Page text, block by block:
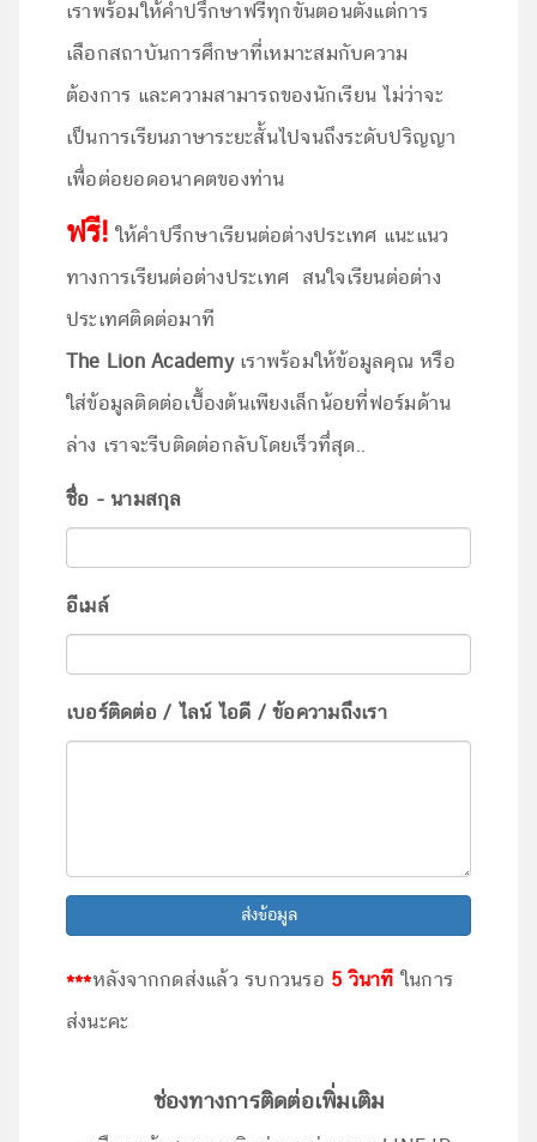
เราพร้อมให้คำปรึกษาฟรีทุกขั้นตอนตั้งแต่การ
เลือกสถาบันการศึกษาที่เหมาะสมกับความ
ต้องการ และความสามารถของนักเรียน ไม่ว่าจะ
เป็นการเรียนภาษาระยะสั้นไปจนถึงระดับปริญญา
เพื่อต่อยอดอนาคตของท่าน
ฟรี! ให้คำปรึกษาเรียนต่อต่างประเทศ แนะแนว
ทางการเรียนต่อต่างประเทศ สนใจเรียนต่อต่าง
ประเทศติดต่อมาที
The Lion Academy เราพร้อมให้ข้อมูลคุณ หรือ
ใส่ข้อมูลติดต่อเบื้องต้นเพียงเล็กน้อยที่ฟอร์มด้าน
ล่าง เราจะรีบติดต่อกลับโดยเร็วทึ่สุด..
ชื่อ - นามสกุล
อีเมล์
เบอร์ติดต่อ / ไลน์ ไอดี / ข้อความถึงเรา
ส่งข้อมูล
***หลังจากกดส่งแล้ว รบกวนรอ 5 วินาที ในการ
ส่งนะคะ
ช่องทางการติดต่อเพิ่มเติม